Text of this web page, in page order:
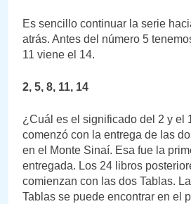
Es sencillo continuar la serie
atrás. Antes del número 5
11 viene el 14.
2, 5, 8, 11, 14
¿Cuál es el significado del 2 y el
comenzó con la entrega de las
en el Monte Sinaí. Esa fue la
entregada. Los 24 libros
comienzan con las dos Tablas.
Tablas se puede encontrar en el